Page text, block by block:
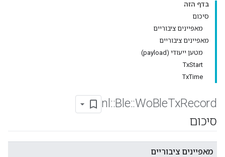
בדף הזה
סיכום
מאפיינים ציבוריים
מאפיינים ציבוריים
מטען ייעודי (payload)
TxStart
TxTime
nl ::Ble::WoBleTxRecord
סיכום
מאפיינים ציבוריים